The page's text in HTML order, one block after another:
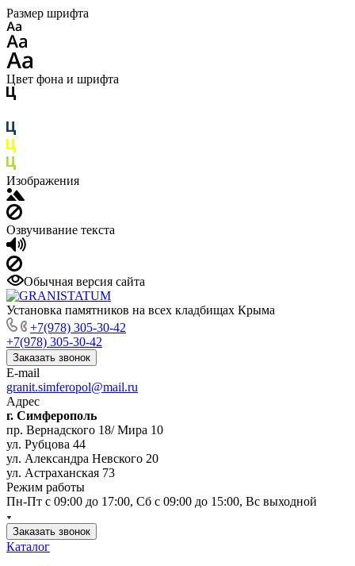
Размер шрифта
Цвет фона и шрифта
Изображения
Озвучивание текста
Обычная версия сайта
Установка памятников на всех кладбищах Крыма
+7(978) 305-30-42
+7(978) 305-30-42
Заказать звонок
E-mail
granit.simferopol@mail.ru
Адрес
г. Симферополь
пр. Вернадского 18/ Мира 10
ул. Рубцова 44
ул. Александра Невского 20
ул. Астраханская 73
Режим работы
Пн-Пт с 09:00 до 17:00, Сб с 09:00 до 15:00, Вс выходной
Заказать звонок
Каталог